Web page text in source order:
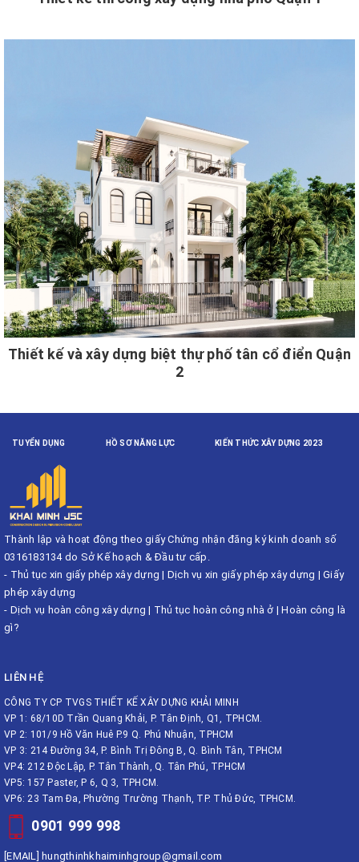
Thiết kế và xây dựng biệt thự phố tân cổ điển Quận
2
TUYỂN DỤNG HỒ SƠ NĂNG LỰC KIẾN THỨC XÂY DỰNG 2023
Thành lập và hoạt động theo giấy Chứng nhận đăng ký kinh doanh số
0316183134 do Sở Kế hoạch & Đầu tư cấp.
- Thủ tục xin giấy phép xây dựng | Dịch vụ xin giấy phép xây dựng | Giấy
phép xây dựng
- Dịch vụ hoàn công xây dựng | Thủ tục hoàn công nhà ở |Hoàn công là
gì?
LIÊN HỆ
CÔNG TY CP TVGS THIẾT KẾ XÂY DỰNG KHẢI MINH
VP 1: 68/10D Trần Quang Khải, P. Tân Định, Q1, TPHCM.
VP 2: 101/9 Hồ Văn Huê P.9 Q. Phú Nhuận, TPHCM
VP 3: 214 Đường 34, P. Bình Trị Đông B, Q. Bình Tân, TPHCM
VP4: 212 Độc Lập, P. Tân Thành, Q. Tân Phú, TPHCM
VP5: 157 Paster, P 6, Q 3, TPHCM.
VP6: 23 Tam Đa, Phường Trường Thạnh, TP. Thủ Đức, TPHCM.
0901 999 998
[EMAIL] hungthinhkhaiminhgroup@gmail.com